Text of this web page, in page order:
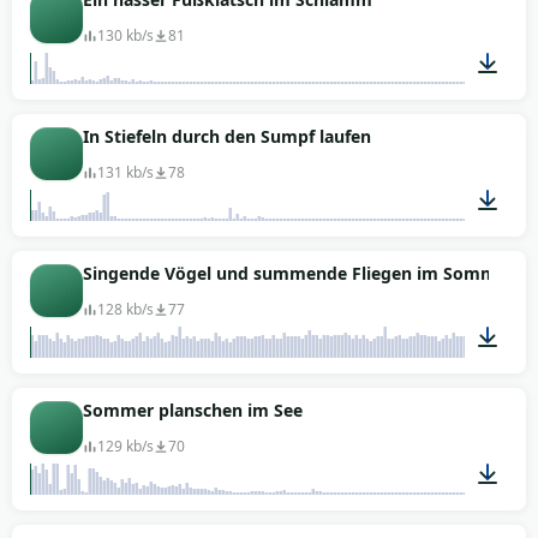
130 kb/s 81
In Stiefeln durch den Sumpf laufen
131 kb/s 78
00:01
Singende Vögel und summende Fliegen im Sommer
128 kb/s 77
Sommer planschen im See
129 kb/s 70